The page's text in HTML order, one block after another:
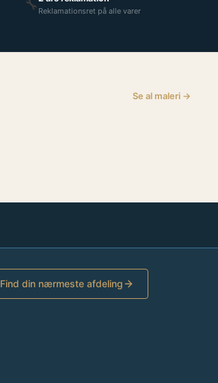
🔧 Reklamationsret på alle varer
Se al maleri →
Find din nærmeste afdeling